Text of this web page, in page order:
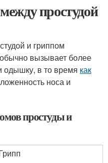
простудой
и гриппом
вызывает более
одышку, в то время как
носа и
простуды и